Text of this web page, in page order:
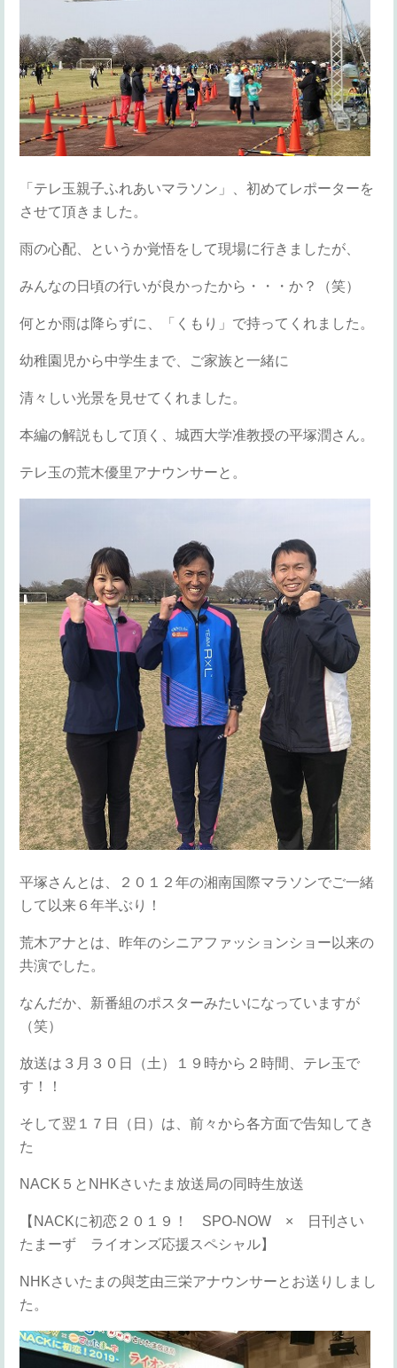
「テレ玉親子ふれあいマラソン」、初めてレポーターを
させて頂きました。
雨の心配、というか覚悟をして現場に行きましたが、
みんなの日頃の行いが良かったから・・・か？（笑）
何とか雨は降らずに、「くもり」で持ってくれました。
幼稚園児から中学生まで、ご家族と一緒に
清々しい光景を見せてくれました。
本編の解説もして頂く、城西大学准教授の平塚潤さん。
テレ玉の荒木優里アナウンサーと。
平塚さんとは、２０１２年の湘南国際マラソンでご一緒
して以来６年半ぶり！
荒木アナとは、昨年のシニアファッションショー以来の
共演でした。
なんだか、新番組のポスターみたいになっていますが
（笑）
放送は３月３０日（土）１９時から２時間、テレ玉で
す！！
そして翌１７日（日）は、前々から各方面で告知してき
た
NACK５とNHKさいたま放送局の同時生放送
【NACKに初恋２０１９！ SPO-NOW × 日刊さい
たまーず ライオンズ応援スペシャル】
NHKさいたまの與芝由三栄アナウンサーとお送りしまし
た。